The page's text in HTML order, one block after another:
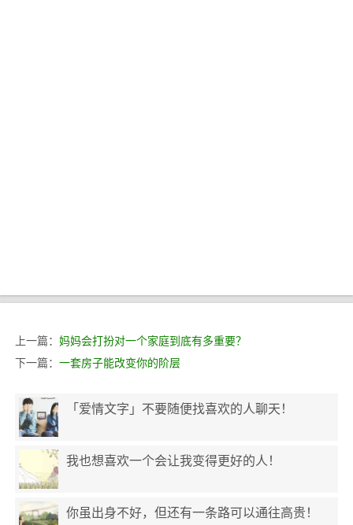
上一篇： 妈妈会打扮对一个家庭到底有多重要？
下一篇： 一套房子能改变你的阶层
「爱情文字」不要随便找喜欢的人聊天！
我也想喜欢一个会让我变得更好的人！
你虽出身不好，但还有一条路可以通往高贵！